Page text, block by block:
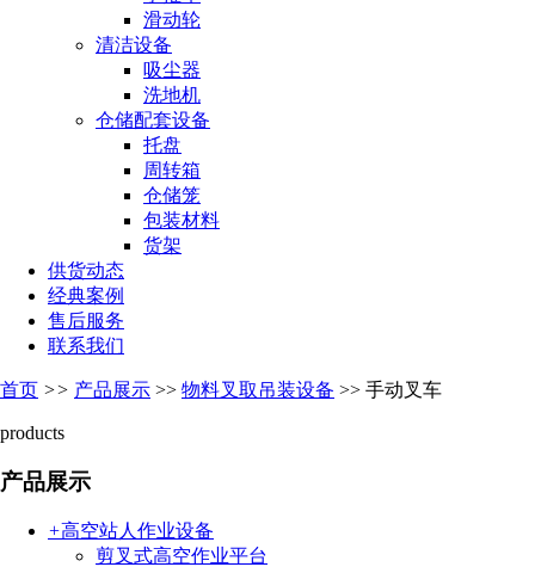
滑动轮
清洁设备
吸尘器
洗地机
仓储配套设备
托盘
周转箱
仓储笼
包装材料
货架
供货动态
经典案例
售后服务
联系我们
首页 >> 产品展示 >> 物料叉取吊装设备 >> 手动叉车
products
产品展示
+高空站人作业设备
剪叉式高空作业平台